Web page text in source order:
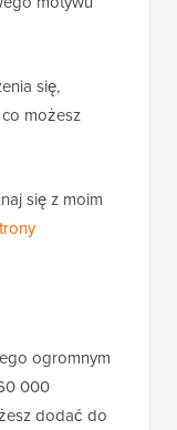
się,
możesz
się z moim
ogromnym
000
dodać do